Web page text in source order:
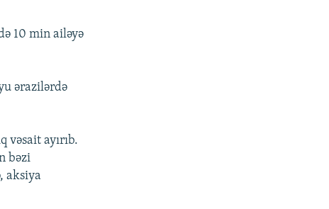
10 min ailəyə
ərazilərdə
vəsait ayırıb.
bəzi
aksiya